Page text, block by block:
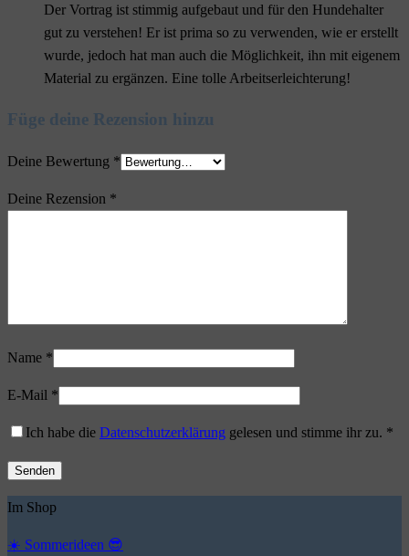
Der Vortrag ist stimmig aufgebaut und für den Hundehalter
gut zu verstehen! Er ist prima so zu verwenden, wie er erstellt
wurde, jedoch hat man auch die Möglichkeit, ihn mit eigenem
Material zu ergänzen. Eine tolle Arbeitserleichterung!
Füge deine Rezension hinzu
Deine Bewertung *
Deine Rezension *
Name *
E-Mail *
Ich habe die Datenschutzerklärung gelesen und stimme ihr zu. *
Im Shop
☀️ Sommerideen 😎